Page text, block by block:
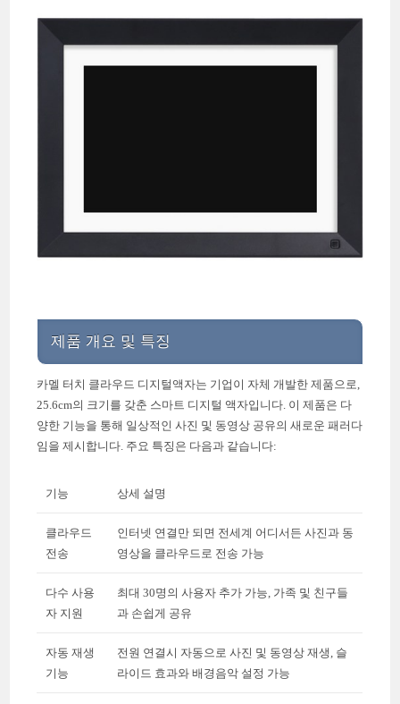
제품 개요 및 특징
카멜 터치 클라우드 디지털액자는 기업이 자체 개발한 제품으로,
25.6cm의 크기를 갖춘 스마트 디지털 액자입니다. 이 제품은 다
양한 기능을 통해 일상적인 사진 및 동영상 공유의 새로운 패러다
임을 제시합니다. 주요 특징은 다음과 같습니다:
기능 상세 설명
클라우드
전송
인터넷 연결만 되면 전세계 어디서든 사진과 동
영상을 클라우드로 전송 가능
다수 사용
자 지원
최대 30명의 사용자 추가 가능, 가족 및 친구들
과 손쉽게 공유
자동 재생
기능
전원 연결시 자동으로 사진 및 동영상 재생, 슬
라이드 효과와 배경음악 설정 가능